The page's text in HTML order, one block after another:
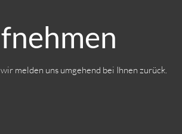
melden uns umgehend bei Ihnen zurück.